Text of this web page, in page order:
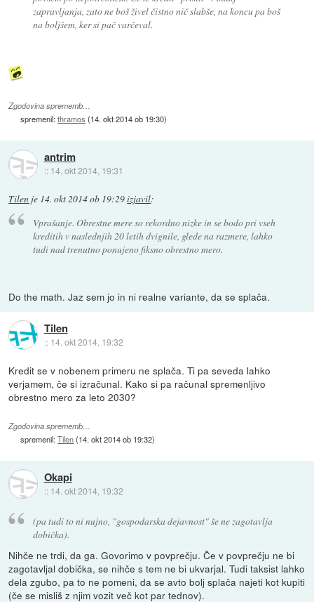
zapravljanja, zato ne boš živel čistno nič slabše, na koncu pa boš
na boljšem, ker si pač varčeval.
Zgodovina sprememb…
spremenil:thramos (14. okt 2014 ob 19:30)
antrim
:: 14. okt 2014, 19:31
Tilen je 14. okt 2014 ob 19:29izjavil:
Vprašanje. Obrestne mere so rekordno nizke in se bodo pri vseh
kreditih v naslednjih 20 letih dvignile, glede na razmere, lahko
tudi nad trenutno ponujeno fiksno obrestno mero.
Do the math. Jaz sem jo in ni realne variante, da se splača.
Tilen
:: 14. okt 2014, 19:32
Kredit se v nobenem primeru ne splača. Ti pa seveda lahko
verjamem, če si izračunal. Kako si pa računal spremenljivo
obrestno mero za leto 2030?
Zgodovina sprememb…
spremenil:Tilen(14. okt 2014 ob 19:32)
Okapi
:: 14. okt 2014, 19:32
(pa tudi to ni nujno, "gospodarska dejavnost" še ne zagotavlja
dobička).
Nihče ne trdi, da ga. Govorimo v povprečju. Če v povprečju ne bi
zagotavljal dobička, se nihče s tem ne bi ukvarjal. Tudi taksist lahko
dela zgubo, pa to ne pomeni, da se avto bolj splača najeti kot kupiti
(če se misliš z njim vozit več kot par tednov).